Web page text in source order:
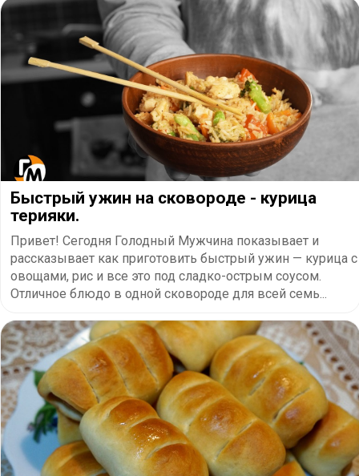
Быстрый ужин на сковороде - курица
терияки.
Привет! Сегодня Голодный Мужчина показывает и
рассказывает как приготовить быстрый ужин — курица с
овощами, рис и все это под сладко-острым соусом.
Отличное блюдо в одной сковороде для всей семь...